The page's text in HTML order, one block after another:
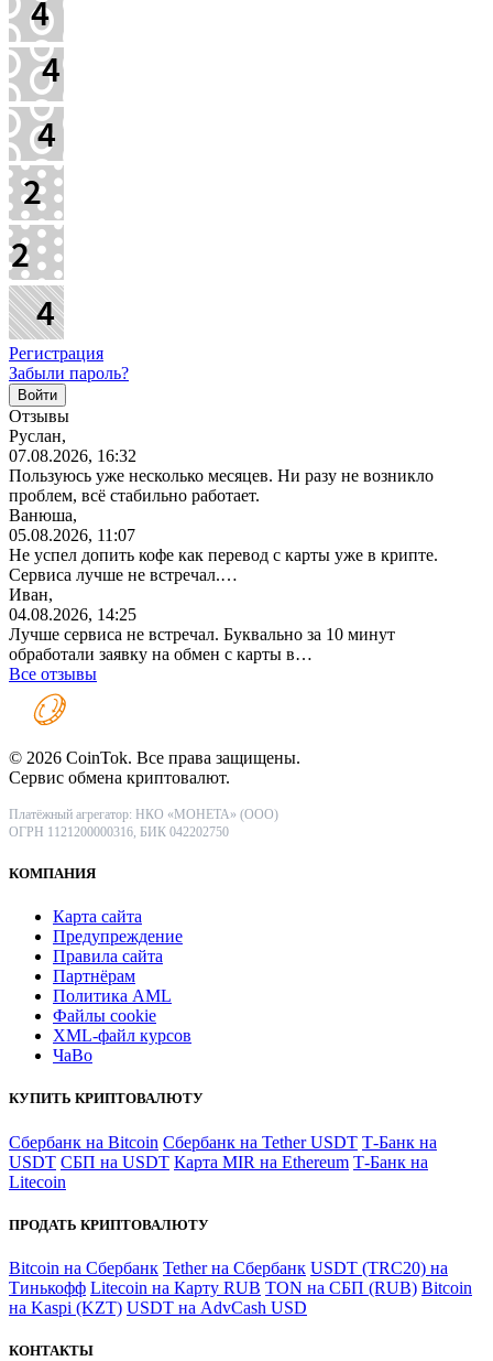
Регистрация
Забыли пароль?
Отзывы
Руслан,
07.08.2026, 16:32
Пользуюсь уже несколько месяцев. Ни разу не возникло
проблем, всё стабильно работает.
Ванюша,
05.08.2026, 11:07
Не успел допить кофе как перевод с карты уже в крипте.
Сервиса лучше не встречал.…
Иван,
04.08.2026, 14:25
Лучше сервиса не встречал. Буквально за 10 минут
обработали заявку на обмен с карты в…
Все отзывы
© 2026 CoinTok. Все права защищены.
Сервис обмена криптовалют.
Платёжный агрегатор: НКО «МОНЕТА» (ООО)
ОГРН 1121200000316, БИК 042202750
КОМПАНИЯ
Карта сайта
Предупреждение
Правила сайта
Партнёрам
Политика AML
Файлы coоkie
XML-файл курсов
ЧаВо
КУПИТЬ КРИПТОВАЛЮТУ
Сбербанк на Bitcoin Сбербанк на Tether USDT Т-Банк на
USDT СБП на USDT Карта MIR на Ethereum Т-Банк на
Litecoin
ПРОДАТЬ КРИПТОВАЛЮТУ
Bitcoin на Сбербанк Tether на Сбербанк USDT (TRC20) на
Тинькофф Litecoin на Карту RUB TON на СБП (RUB) Bitcoin
на Kaspi (KZT) USDT на AdvCash USD
КОНТАКТЫ